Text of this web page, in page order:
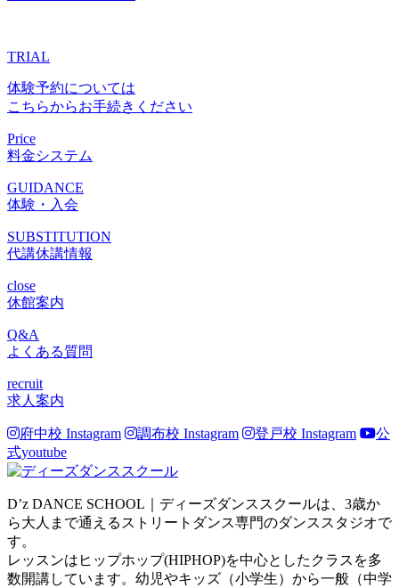
TRIAL
体験予約については
こちらからお手続きください
Price
料金システム
GUIDANCE
体験・入会
SUBSTITUTION
代講休講情報
close
休館案内
Q&A
よくある質問
recruit
求人案内
府中校 Instagram 調布校 Instagram 登戸校 Instagram
公
式youtube
D’z DANCE SCHOOL｜ディーズダンススクールは、3歳か
ら大人まで通えるストリートダンス専門のダンススタジオで
す。
レッスンはヒップホップ(HIPHOP)を中心としたクラスを多
数開講しています。幼児やキッズ（小学生）から一般（中学